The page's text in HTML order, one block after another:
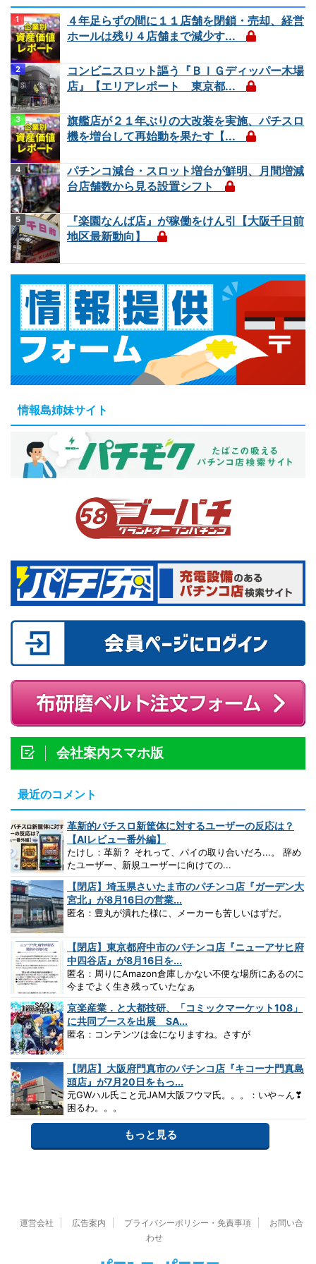
４年足らずの間に１１店舗を閉鎖・売却、経営
ホールは残り４店舗まで減少す...
コンビニスロット謳う『ＢＩＧディッパー木場
店』【エリアレポート 東京都...
旗艦店が２１年ぶりの大改装を実施、パチスロ
機を増台して再始動を果たす【...
パチンコ減台・スロット増台が鮮明、月間増減
台店舗数から見る設置シフト
『楽園なんば店』が稼働をけん引【大阪千日前
地区最新動向】
情報島姉妹サイト
会社案内スマホ版
最近のコメント
革新的パチスロ新筐体に対するユーザーの反応は？
【AIレビュー番外編】
たけし：革新？ それって、パイの取り合いだろ...。 辞め
たユーザー、新規ユーザーに向けての...
【閉店】埼玉県さいたま市のパチンコ店『ガーデン大
宮北』が8月16日の営業...
匿名：豊丸が潰れた様に、メーカーも苦しいはずだ。
【閉店】東京都府中市のパチンコ店『ニューアサヒ府
中四谷店』が8月16日を...
匿名：周りにAmazon倉庫しかない不便な場所にあるのに
今までよく生き残っていたなぁ
京楽産業．と大都技研、「コミックマーケット108」
に共同ブースを出展 SA...
匿名：コンテンツは金になりますね。さすが
【閉店】大阪府門真市のパチンコ店『キコーナ門真島
頭店』が7月20日をもっ...
元GWハル氏こと元JAM大阪フウマ氏。。。：いや～ん❣
困るわ。。。
もっと見る
運営会社 広告案内 プライバシーポリシー・免責事項
お問い合
わせ